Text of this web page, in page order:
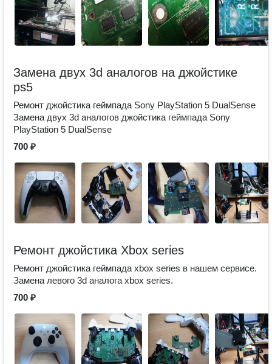
Замена двух 3d аналогов на джойстике
ps5
Ремонт джойстика геймпада Sony PlayStation 5 DualSense
Замена двух 3d аналогов джойстика геймпада Sony
PlayStation 5 DualSense
700 ₽
Ремонт джойстика Xbox series
Ремонт джойстика геймпада xbox series в нашем сервисе.
Замена левого 3d аналога xbox series.
700 ₽